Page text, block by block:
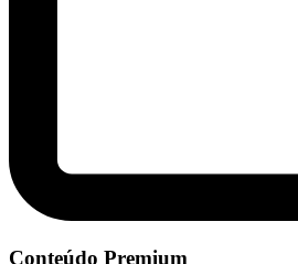
Conteúdo Premium